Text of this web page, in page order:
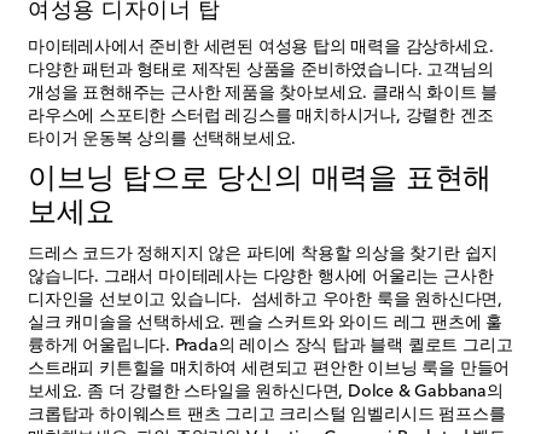
여성용 디자이너 탑
마이테레사에서 준비한 세련된 여성용 탑의 매력을 감상하세요.
다양한 패턴과 형태로 제작된 상품을 준비하였습니다. 고객님의
개성을 표현해주는 근사한 제품을 찾아보세요. 클래식 화이트 블
라우스에 스포티한 스터럽 레깅스를 매치하시거나, 강렬한 겐조
타이거 운동복 상의를 선택해보세요.
이브닝 탑으로 당신의 매력을 표현해
보세요
드레스 코드가 정해지지 않은 파티에 착용할 의상을 찾기란 쉽지
않습니다. 그래서 마이테레사는 다양한 행사에 어울리는 근사한
디자인을 선보이고 있습니다. 섬세하고 우아한 룩을 원하신다면,
실크 캐미솔을 선택하세요. 펜슬 스커트와 와이드 레그 팬츠에 훌
륭하게 어울립니다. Prada의 레이스 장식 탑과 블랙 퀼로트 그리고
스트래피 키튼힐을 매치하여 세련되고 편안한 이브닝 룩을 만들어
보세요. 좀 더 강렬한 스타일을 원하신다면, Dolce & Gabbana의
크롭탑과 하이웨스트 팬츠 그리고 크리스털 임벨리시드 펌프스를